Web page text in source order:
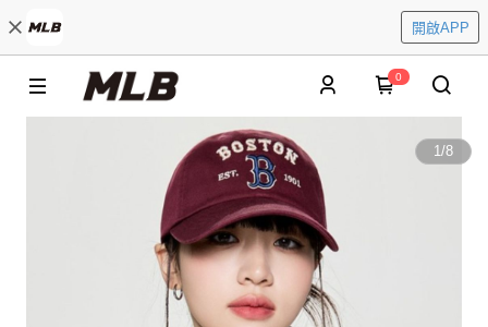
開啟APP
0
1/8